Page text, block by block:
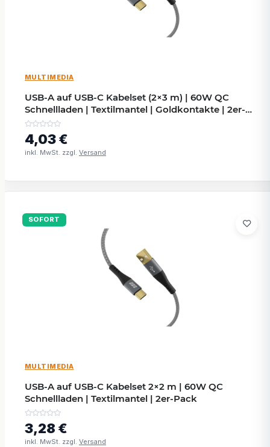
MULTIMEDIA
USB-A auf USB-C Kabelset (2×3 m) | 60W QC
Schnellladen | Textilmantel | Goldkontakte | 2er-
Set
4,03 €
inkl. MwSt. zzgl. Versand
SOFORT
MULTIMEDIA
USB-A auf USB-C Kabelset 2×2 m | 60W QC
Schnellladen | Textilmantel | 2er-Pack
3,28 €
inkl. MwSt. zzgl. Versand